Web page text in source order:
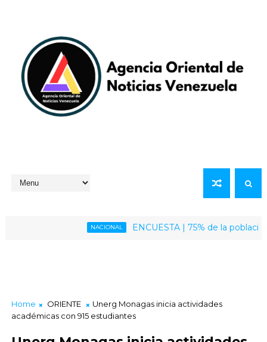
NACIONAL ENCUESTA | 75% de la población
Home ORIENTE
Unerg Monagas inicia actividades
académicas con 915 estudiantes